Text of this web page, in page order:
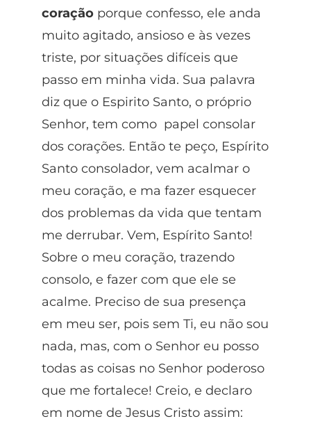
coração porque confesso, ele anda
muito agitado, ansioso e às vezes
triste, por situações difíceis que
passo em minha vida. Sua palavra
diz que o Espirito Santo, o próprio
Senhor, tem como papel consolar
dos corações. Então te peço, Espírito
Santo consolador, vem acalmar o
meu coração, e ma fazer esquecer
dos problemas da vida que tentam
me derrubar. Vem, Espírito Santo!
Sobre o meu coração, trazendo
consolo, e fazer com que ele se
acalme. Preciso de sua presença
em meu ser, pois sem Ti, eu não sou
nada, mas, com o Senhor eu posso
todas as coisas no Senhor poderoso
que me fortalece! Creio, e declaro
em nome de Jesus Cristo assim: